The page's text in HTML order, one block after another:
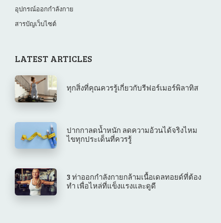
อุปกรณ์ออกกำลังกาย
สารบัญเว็บไซต์
LATEST ARTICLES
ทุกสิ่งที่คุณควรรู้เกี่ยวกับรีฟอร์เมอร์พิลาทิส
ปากกาลดน้ำหนัก ลดความอ้วนได้จริงไหม
ไขทุกประเด็นที่ควรรู้
3 ท่าออกกำลังกายกล้ามเนื้อเดลทอยด์ที่ต้อง
ทำ เพื่อไหล่ที่แข็งแรงและดูดี